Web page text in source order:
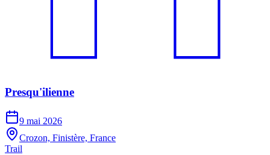
Presqu'ilienne
9 mai 2026
Crozon, Finistère, France
Trail